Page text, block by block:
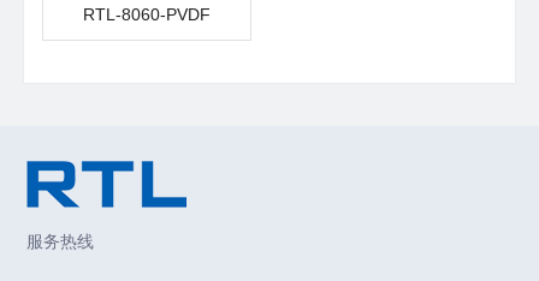
RTL-8060-PVDF
服务热线